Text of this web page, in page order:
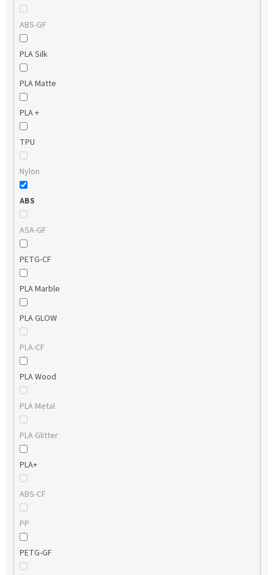
ABS-GF
PLA Silk
PLA Matte
PLA +
TPU
Nylon
ABS
ASA-GF
PETG-CF
PLA Marble
PLA GLOW
PLA-CF
PLA Wood
PLA Metal
PLA Glitter
PLA+
ABS-CF
PP
PETG-GF